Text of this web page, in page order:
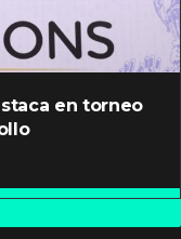
en torneo